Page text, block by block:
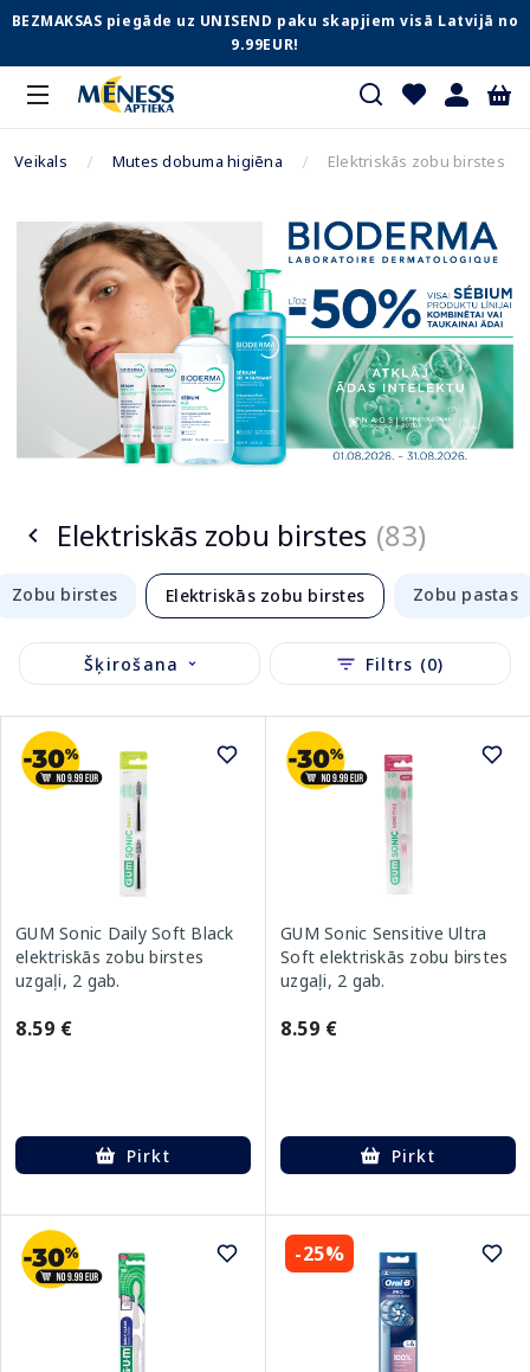
BEZMAKSAS piegāde uz UNISEND paku skapjiem visā Latvijā no
9.99EUR!
Veikals Mutes dobuma higiēna Elektriskās zobu birstes
Elektriskās zobu birstes (83)
Zobu birstes Elektriskās zobu birstes Zobu pastas
Šķirošana Filtrs (0)
GUM Sonic Daily Soft Black
elektriskās zobu birstes
uzgaļi, 2 gab.
8.59 €
Pirkt
GUM Sonic Sensitive Ultra
Soft elektriskās zobu birstes
uzgaļi, 2 gab.
8.59 €
Pirkt
-25%